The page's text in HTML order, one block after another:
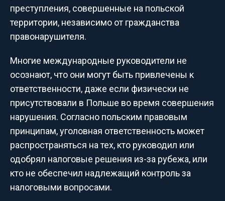
преступления, совершенные на польской
территории, независимо от гражданства
правонарушителя.
Многие международные руководители не
осознают, что они могут быть привлечены к
ответственности, даже если физически не
присутствовали в Польше во время совершения
нарушения. Согласно польским правовым
принципам, уголовная ответственность может
распространяться на тех, кто руководил или
одобрял налоговые решения из-за рубежа, или
кто не обеспечил надлежащий контроль за
налоговыми вопросами.